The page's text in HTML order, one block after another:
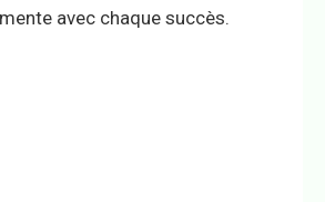
avec chaque succès.